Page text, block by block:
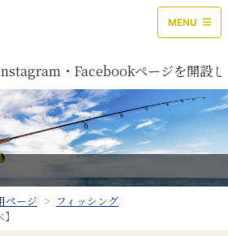
MENU
・Facebookページを開設しました
ページ
フィッシング